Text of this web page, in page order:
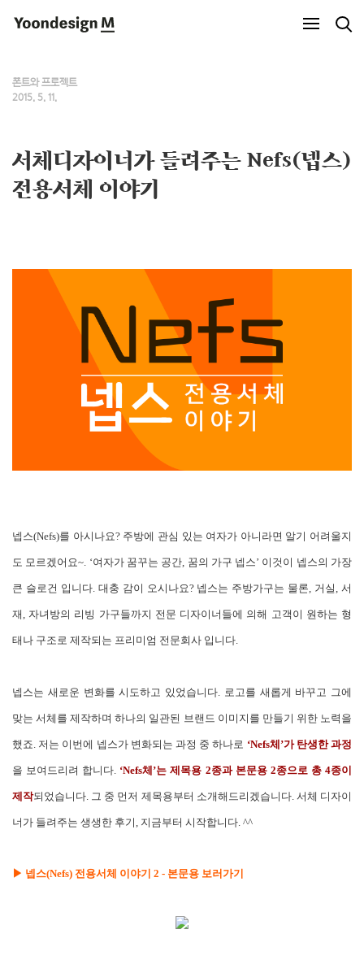
Yoondesign M
폰트와 프로젝트
2015. 5. 11.
서체디자이너가 들려주는 Nefs(넵스)
전용서체 이야기
넵스(Nefs)를 아시나요? 주방에 관심 있는 여자가 아니라면 알기 어려울지
도 모르겠어요~. ‘여자가 꿈꾸는 공간, 꿈의 가구 넵스’ 이것이 넵스의 가장
큰 슬로건 입니다. 대충 감이 오시나요? 넵스는 주방가구는 물론, 거실, 서
재, 자녀방의 리빙 가구들까지 전문 디자이너들에 의해 고객이 원하는 형
태나 구조로 제작되는 프리미엄 전문회사 입니다.
넵스는 새로운 변화를 시도하고 있었습니다. 로고를 새롭게 바꾸고 그에
맞는 서체를 제작하며 하나의 일관된 브랜드 이미지를 만들기 위한 노력을
했죠. 저는 이번에 넵스가 변화되는 과정 중 하나로 ‘Nefs체’가 탄생한 과정
을 보여드리려 합니다. ‘Nefs체’는제목용 2종과 본문용 2종으로 총 4종이
제작되었습니다. 그 중 먼저 제목용부터 소개해드리겠습니다. 서체 디자이
너가 들려주는 생생한 후기, 지금부터 시작합니다. ^^
▶ 넵스(Nefs) 전용서체 이야기 2 - 본문용 보러가기